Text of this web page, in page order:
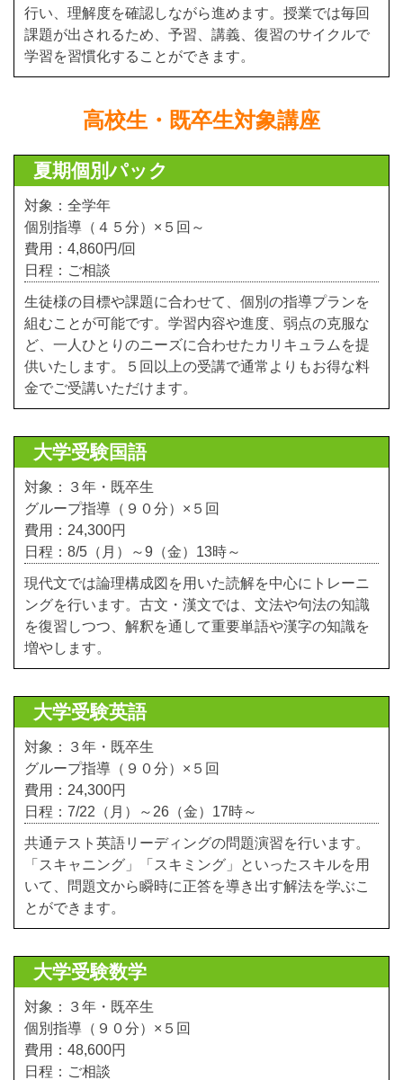
行い、理解度を確認しながら進めます。授業では毎回
課題が出されるため、予習、講義、復習のサイクルで
学習を習慣化することができます。
高校生・既卒生対象講座
夏期個別パック
対象：全学年
個別指導（４５分）×５回～
費用：4,860円/回
日程：ご相談
生徒様の目標や課題に合わせて、個別の指導プランを
組むことが可能です。学習内容や進度、弱点の克服な
ど、一人ひとりのニーズに合わせたカリキュラムを提
供いたします。５回以上の受講で通常よりもお得な料
金でご受講いただけます。
大学受験国語
対象：３年・既卒生
グループ指導（９０分）×５回
費用：24,300円
日程：8/5（月）～9（金）13時～
現代文では論理構成図を用いた読解を中心にトレーニ
ングを行います。古文・漢文では、文法や句法の知識
を復習しつつ、解釈を通して重要単語や漢字の知識を
増やします。
大学受験英語
対象：３年・既卒生
グループ指導（９０分）×５回
費用：24,300円
日程：7/22（月）～26（金）17時～
共通テスト英語リーディングの問題演習を行います。
「スキャニング」「スキミング」といったスキルを用
いて、問題文から瞬時に正答を導き出す解法を学ぶこ
とができます。
大学受験数学
対象：３年・既卒生
個別指導（９０分）×５回
費用：48,600円
日程：ご相談